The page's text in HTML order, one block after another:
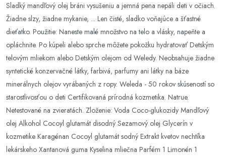
Sladký mandľový olej bráni vysušeniu a jemná pena nepáli deti v očiach.
Žiadne slzy, žiadne mykanie, ... Len čisté, sladko voňajúce a šťastné
dieťatko. Použitie: Naneste malé množstvo na telo a vlásky, napeňte a
opláchnite. Po kúpeli alebo sprche môžete pokožku hydratovať Detským
telovým mliekom alebo Detským olejom od Weledy. Neobsahuje žiadne
syntetické konzervačné látky, farbivá, parfumy ani látky na báze
minerálnych olejov vyrábaných z ropy. Weleda - 50 rokov skúseností so
starostlivosťou o deti Certifikovaná prírodná kozmetika. Natrue.
Netestované na zvieratách. Zloženie: Voda Coco-glukozidy Mandľový
olej Alkohol Cocoyl glutamát disodný Sezamový olej Glycerín v
kozmetike Karagénan Cocoyl glutamát sodný Extrakt kvetov nechtíka
lekárskeho Xantanová guma Kyselina mliečna Parfém 1 Limonén 1